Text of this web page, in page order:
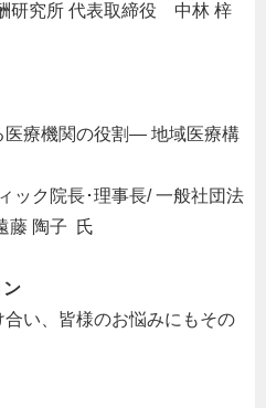
研究所 代表取締役 中林 梓
医療機関の役割― 地域医療構
ック院長･理事長/ 一般社団法
藤 陶子 氏
ン
い、皆様のお悩みにもその